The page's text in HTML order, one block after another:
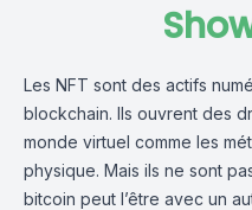
Les NFT sont des actifs
blockchain. Ils ouvrent des
monde virtuel comme les
physique. Mais ils ne sont
bitcoin peut l’être avec un